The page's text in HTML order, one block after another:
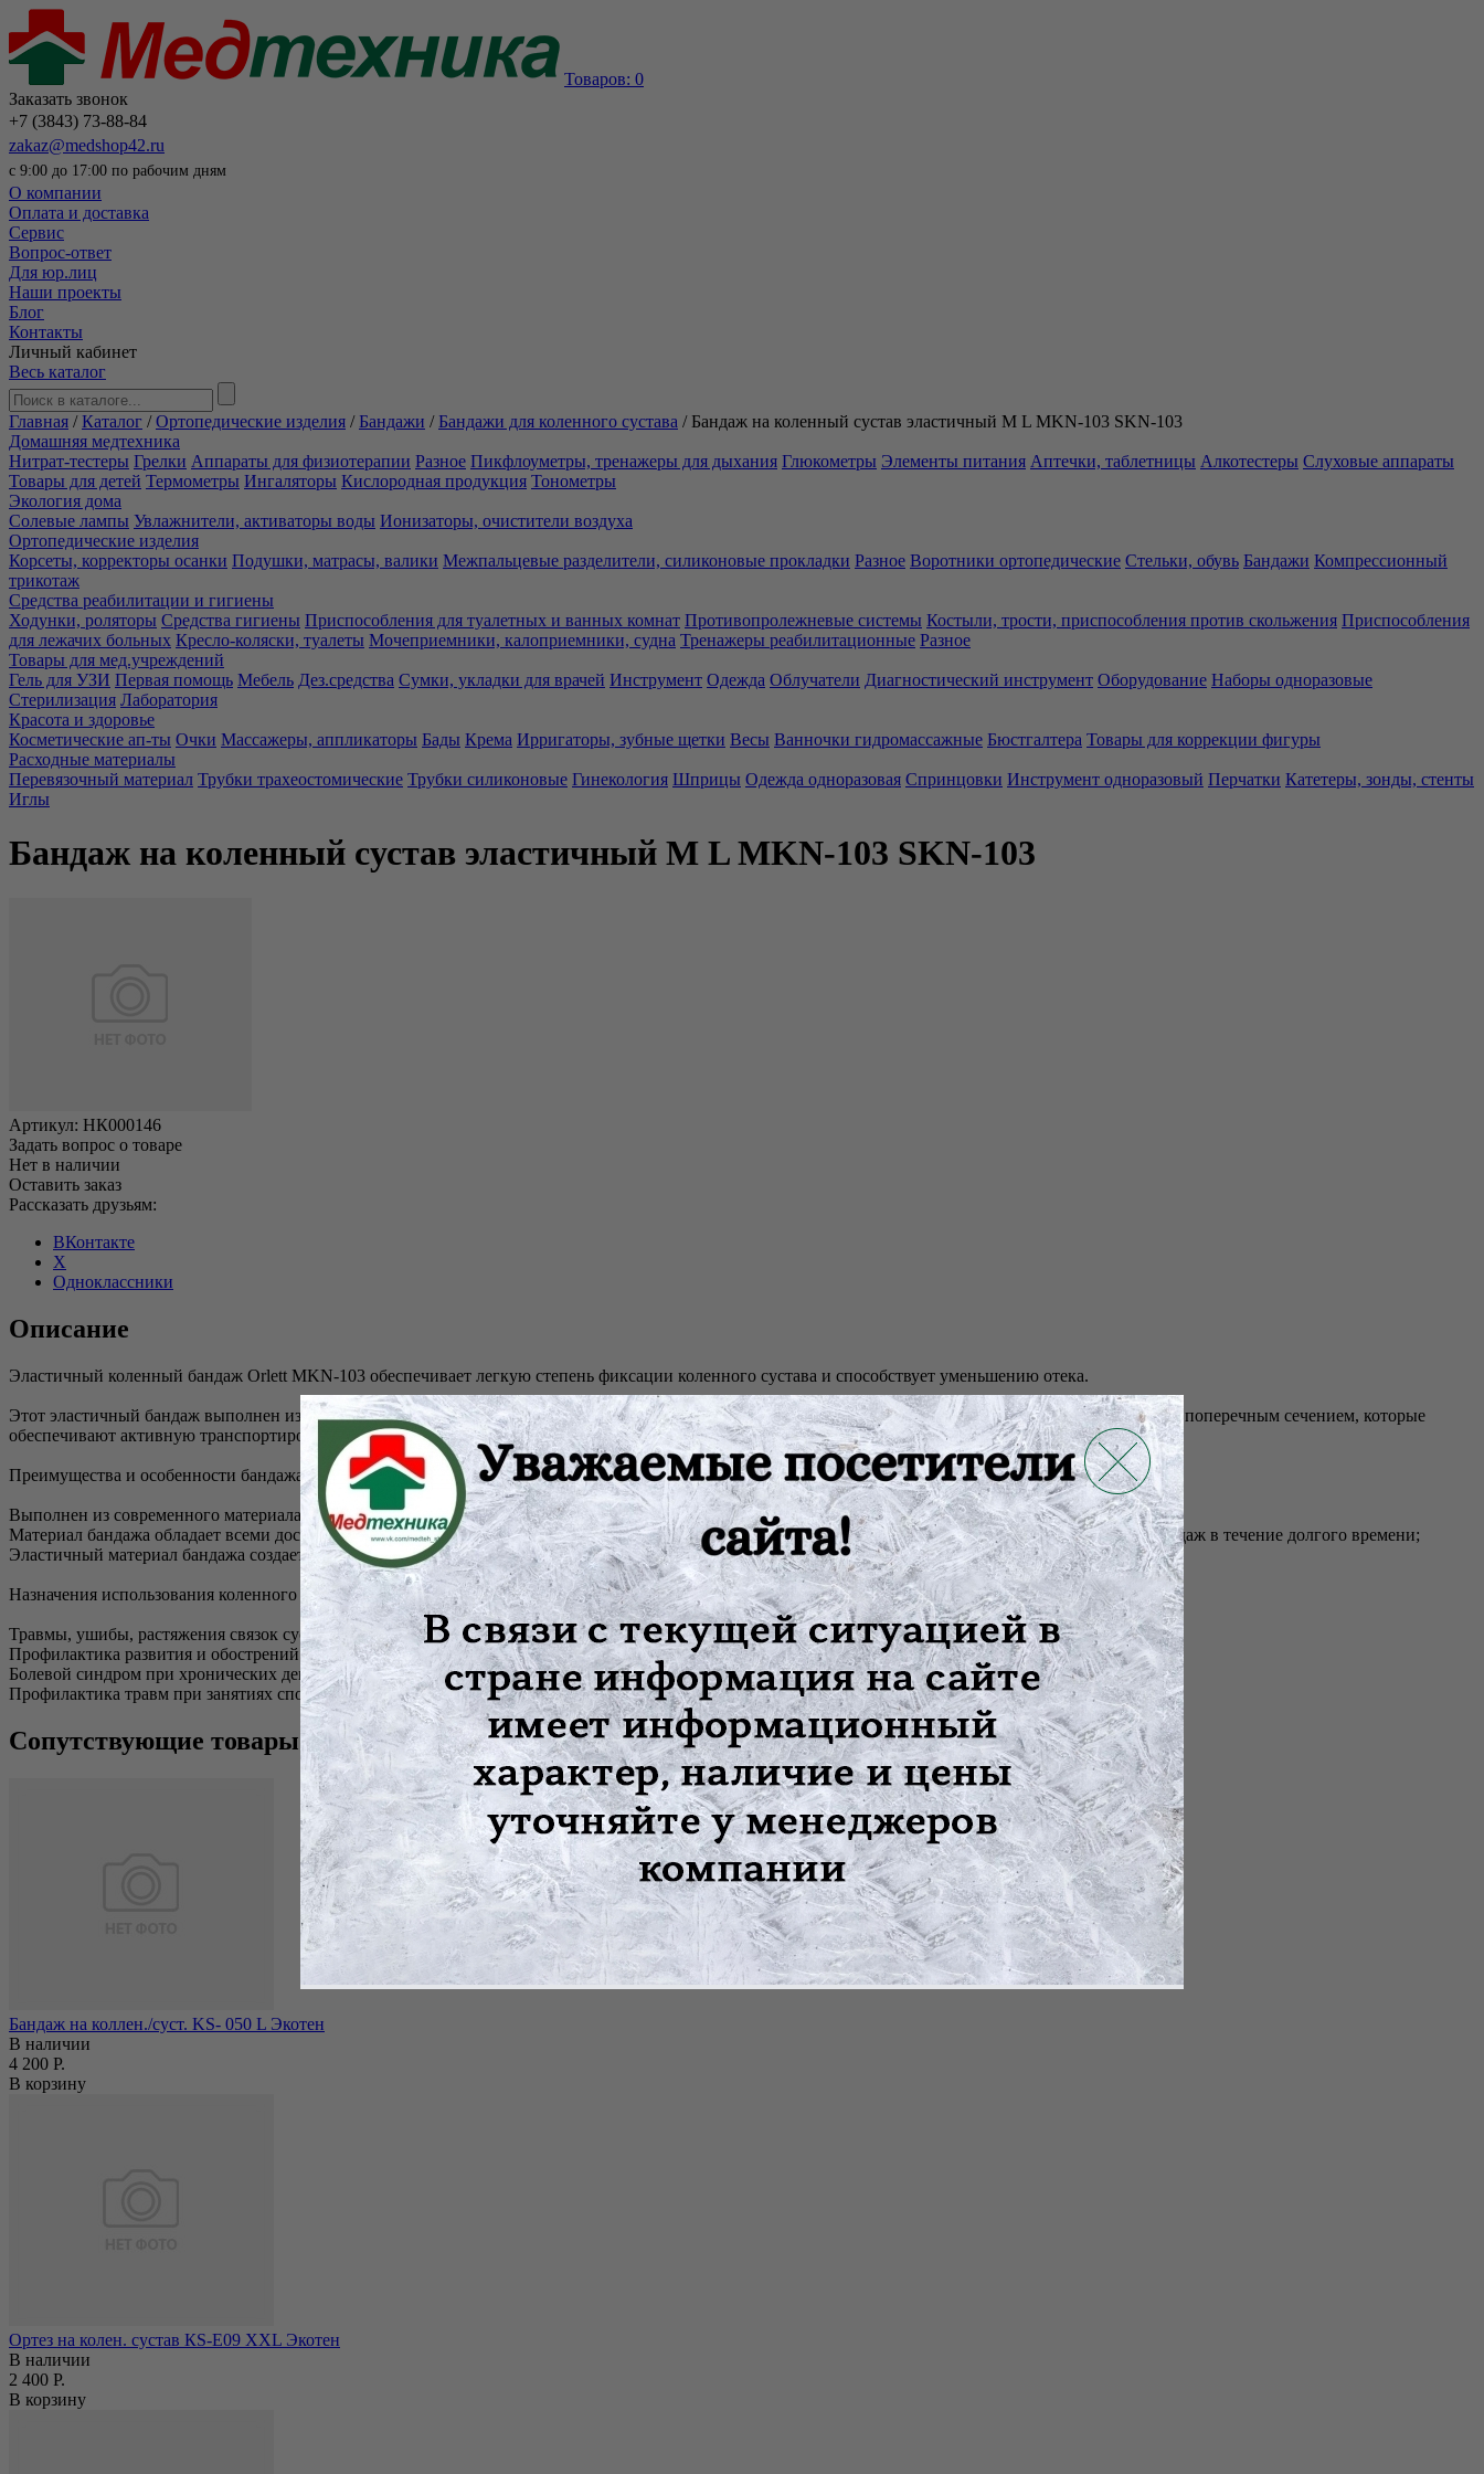
Товаров: 0
Заказать звонок
+7 (3843) 73-88-84
zakaz@medshop42.ru
с 9:00 до 17:00 по рабочим дням
О компании
Оплата и доставка
Сервис
Вопрос-ответ
Для юр.лиц
Наши проекты
Блог
Контакты
Личный кабинет
Весь каталог
Главная /Каталог /Ортопедические изделия / Бандажи / Бандажи для коленного сустава / Бандаж на коленный сустав эластичный M L MKN-103 SKN-103
Домашняя медтехника
Нитрат-тестеры Грелки Аппараты для физиотерапии Разное Пикфлоуметры, тренажеры для дыхания Глюкометры Элементы питания Аптечки, таблетницы Алкотестеры Слуховые аппараты
Товары для детей Термометры Ингаляторы Кислородная продукция Тонометры
Экология дома
Солевые лампы Увлажнители, активаторы воды Ионизаторы, очистители воздуха
Ортопедические изделия
Корсеты, корректоры осанки Подушки, матрасы, валики Межпальцевые разделители, силиконовые прокладки Разное Воротники ортопедические Стельки, обувь Бандажи Компрессионный
трикотаж
Средства реабилитации и гигиены
Ходунки, роляторы Средства гигиены Приспособления для туалетных и ванных комнат Противопролежневые системы Костыли, трости, приспособления против скольжения Приспособления
для лежачих больных Кресло-коляски, туалеты Мочеприемники, калоприемники, судна Тренажеры реабилитационные Разное
Товары для мед.учреждений
Гель для УЗИ Первая помощь Мебель Дез.средства Сумки, укладки для врачей Инструмент Одежда Облучатели Диагностический инструмент Оборудование Наборы одноразовые
Стерилизация Лаборатория
Красота и здоровье
Косметические ап-ты Очки Массажеры, аппликаторы Бады Крема Ирригаторы, зубные щетки Весы Ванночки гидромассажные Бюстгалтера Товары для коррекции фигуры
Расходные материалы
Перевязочный материал Трубки трахеостомические Трубки силиконовые Гинекология Шприцы Одежда одноразовая Спринцовки Инструмент одноразовый Перчатки Катетеры, зонды, стенты
Иглы
Бандаж на коленный сустав эластичный M L MKN-103 SKN-103
Артикул: НК000146
Задать вопрос о товаре
Нет в наличии
Оставить заказ
Рассказать друзьям:
ВКонтакте
X
Одноклассники
Описание
Эластичный коленный бандаж Orlett MKN-103 обеспечивает легкую степень фиксации коленного сустава и способствует уменьшению отека.
Этот эластичный бандаж выполнен из современного материала (заменителя хлопка), состоящего из особых полиэфирных волокон с четырехлепестковым поперечным сечением, которые
обеспечивают активную транспортировку влаги с поверхности кожи на внешнюю поверхность бандажа, обеспечивая комфорт.
Преимущества и особенности бандажа:
Выполнен из современного материала – заменителя хлопка;
Материал бандажа обладает всеми достоинствами изделий из хлопка, но более прочный, износостойкий и гигиеничный, что позволяет использовать бандаж в течение долгого времени;
Эластичный материал бандажа создает компрессионный эффект, который уменьшает отек и способствует скорейшему выздоровлению.
Назначения использования коленного бандажа Orlett MKN-103:
Травмы, ушибы, растяжения связок суставов;
Профилактика развития и обострений воспалительных заболеваний суставов (артритов, тендинитов, тендовагинитов);
Болевой синдром при хронических дегенеративных заболеваниях суставов (артрозах и остеоартрозах);
Профилактика травм при занятиях спортом и производственных нагрузках на сустав.
Сопутствующие товары
Бандаж на коллен./суст. KS- 050 L Экотен
В наличии
4 200 Р.
В корзину
Ортез на колен. сустав КS-E09 XХL Экотен
В наличии
2 400 Р.
В корзину